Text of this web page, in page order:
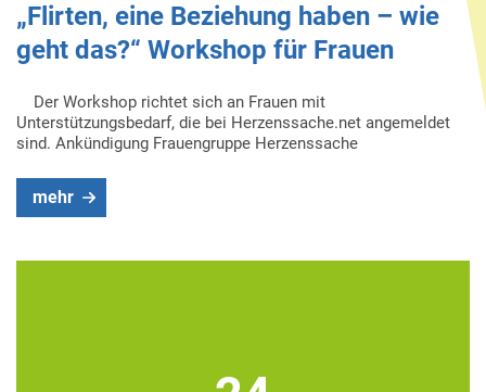
„Flirten, eine Beziehung haben – wie
geht das?“ Workshop für Frauen
Der Workshop richtet sich an Frauen mit
Unterstützungsbedarf, die bei Herzenssache.net angemeldet
sind. Ankündigung Frauengruppe Herzenssache
mehr